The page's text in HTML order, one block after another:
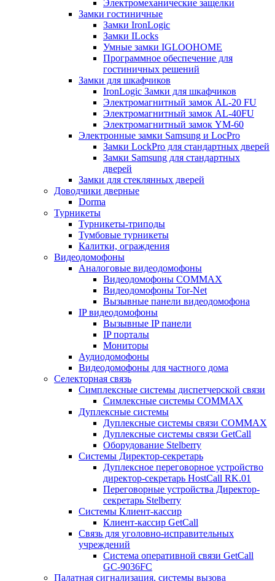
Электромеханические защелки
Замки гостиничные
Замки IronLogic
Замки ILocks
Умные замки IGLOOHOME
Программное обеспечение для
гостиничных решений
Замки для шкафчиков
IronLogic Замки для шкафчиков
Электромагнитный замок AL-20 FU
Электромагнитный замок AL-40FU
Электромагнитный замок YM-60
Электронные замки Samsung и LocPro
Замки LockPro для стандартных дверей
Замки Samsung для стандартных
дверей
Замки для стеклянных дверей
Доводчики дверные
Dorma
Турникеты
Турникеты-триподы
Тумбовые турникеты
Калитки, ограждения
Видеодомофоны
Аналоговые видеодомофоны
Видеодомофоны COMMAX
Видеодомофоны Tor-Net
Вызывные панели видеодомофона
IP видеодомофоны
Вызывные IP панели
IP порталы
Мониторы
Аудиодомофоны
Видеодомофоны для частного дома
Селекторная связь
Симплексные системы диспетчерской связи
Симлексные системы COMMAX
Дуплексные системы
Дуплексные системы связи COMMAX
Дуплексные системы связи GetCall
Оборудование Stelberry
Системы Директор-секретарь
Дуплексное переговорное устройство
директор-секретарь HostCall RK.01
Переговорные устройства Директор-
секретарь Stelberry
Системы Клиент-кассир
Клиент-кассир GetCall
Связь для уголовно-исправительных
учреждений
Система оперативной связи GetCall
GC-9036FC
Палатная сигнализация, системы вызова